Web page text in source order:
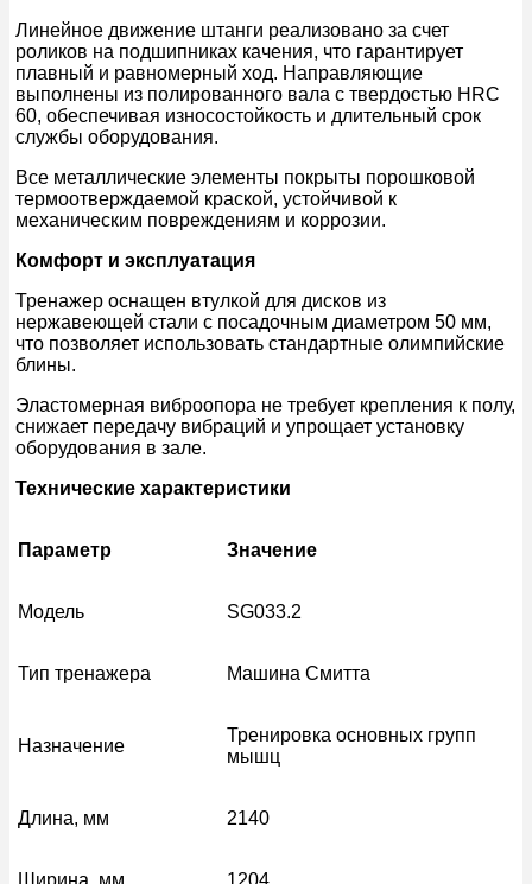
Линейное движение штанги реализовано за счет
роликов на подшипниках качения, что гарантирует
плавный и равномерный ход. Направляющие
выполнены из полированного вала с твердостью HRC
60, обеспечивая износостойкость и длительный срок
службы оборудования.
Все металлические элементы покрыты порошковой
термоотверждаемой краской, устойчивой к
механическим повреждениям и коррозии.
Комфорт и эксплуатация
Тренажер оснащен втулкой для дисков из
нержавеющей стали с посадочным диаметром 50 мм,
что позволяет использовать стандартные олимпийские
блины.
Эластомерная виброопора не требует крепления к полу,
снижает передачу вибраций и упрощает установку
оборудования в зале.
Технические характеристики
Параметр Значение
Модель SG033.2
Тип тренажера Машина Смитта
Назначение
Тренировка основных групп
мышц
Длина, мм 2140
Ширина, мм 1204